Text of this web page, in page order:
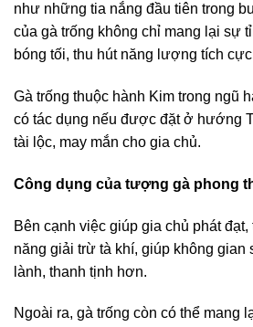
như những tia nắng đầu tiên trong
của gà trống không chỉ mang lại sự
bóng tối, thu hút năng lượng tích
Gà trống thuộc hành Kim trong ngũ
có tác dụng nếu được đặt ở hướng
tài lộc, may mắn cho gia chủ.
Công dụng của tượng gà phong
Bên cạnh việc giúp gia chủ phát
năng giải trừ tà khí, giúp không gian
lành, thanh tịnh hơn.
Ngoài ra, gà trống còn có thể mang